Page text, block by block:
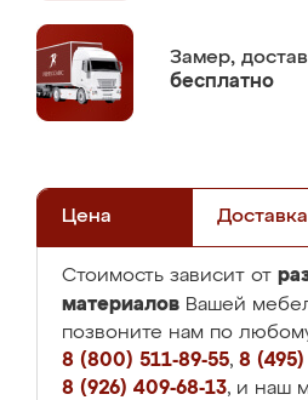
Замер,
бесплатно
Цена Доставка
Стоимость зависит от
материалов Вашей
позвоните нам по
8 (800) 511-89-55, 8 (495)
8 (926) 409-68-13, и наш